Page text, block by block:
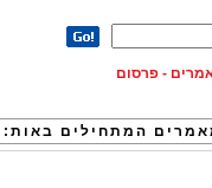
מאמרים - פרסום
המתחילים